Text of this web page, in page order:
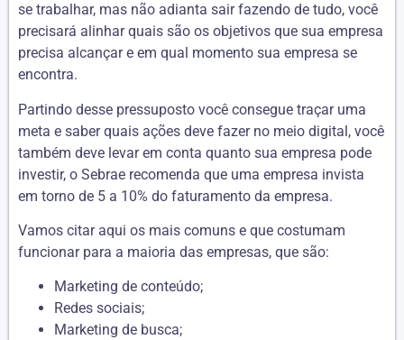
se trabalhar, mas não adianta sair fazendo de tudo, você
precisará alinhar quais são os objetivos que sua empresa
precisa alcançar e em qual momento sua empresa se
encontra.
Partindo desse pressuposto você consegue traçar uma
meta e saber quais ações deve fazer no meio digital, você
também deve levar em conta quanto sua empresa pode
investir, o Sebrae recomenda que uma empresa invista
em torno de 5 a 10% do faturamento da empresa.
Vamos citar aqui os mais comuns e que costumam
funcionar para a maioria das empresas, que são:
Marketing de conteúdo;
Redes sociais;
Marketing de busca;